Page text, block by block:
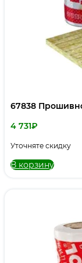
67838
4 731₽
Уточняте скидку
В корзину